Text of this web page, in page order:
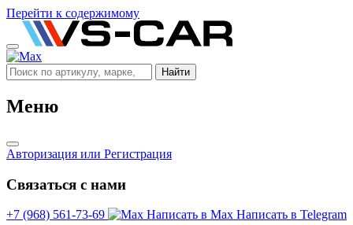
Перейти к содержимому
Найти
Меню
Авторизация или Регистрация
Связаться с нами
+7 (968) 561-73-69 Написать в Max Написать в Telegram